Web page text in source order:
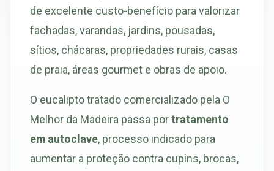
de excelente custo-benefício para valorizar
fachadas, varandas, jardins, pousadas,
sítios, chácaras, propriedades rurais, casas
de praia, áreas gourmet e obras de apoio.
O eucalipto tratado comercializado pela O
Melhor da Madeira passa portratamento
em autoclave, processo indicado para
aumentar a proteção contra cupins, brocas,